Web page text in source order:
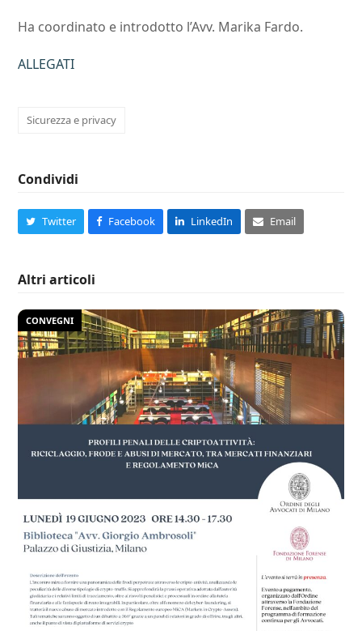
Ha coordinato e introdotto l’Avv. Marika Fardo.
ALLEGATI
Sicurezza e privacy
Condividi
Twitter Facebook LinkedIn Email
Altri articoli
CONVEGNI